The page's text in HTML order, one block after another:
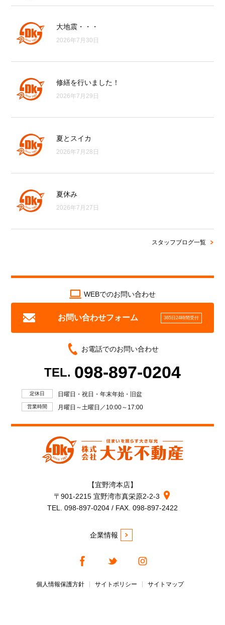
大地震・・・
2026年7月30日
修繕を行いました！
2026年7月29日
夏とスイカ
2026年7月28日
夏休み
2026年7月27日
スタッフブログ一覧
WEBでのお問い合わせ
お問い合わせフォーム 365日24時間受付
お電話でのお問い合わせ
TEL. 098-897-0204
定休日 日曜日・祝日・年末年始・旧盆
営業時間 月曜日～土曜日／10:00～17:00
【宜野湾本店】
〒901-2215 宜野湾市真栄原2-2-3
TEL. 098-897-0204 / FAX. 098-897-2422
企業情報
個人情報保護方針 サイトポリシー サイトマップ